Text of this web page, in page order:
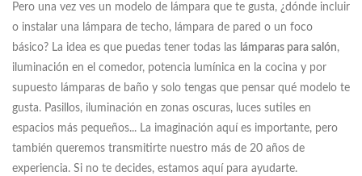
Pero una vez ves un modelo de lámpara que te gusta, ¿dónde incluir
o instalar una lámpara de techo, lámpara de pared o un foco
básico? La idea es que puedas tener todas las lámparas para salón,
iluminación en el comedor, potencia lumínica en la cocina y por
supuesto lámparas de baño y solo tengas que pensar qué modelo te
gusta. Pasillos, iluminación en zonas oscuras, luces sutiles en
espacios más pequeños... La imaginación aquí es importante, pero
también queremos transmitirte nuestro más de 20 años de
experiencia. Si no te decides, estamos aquí para ayudarte.